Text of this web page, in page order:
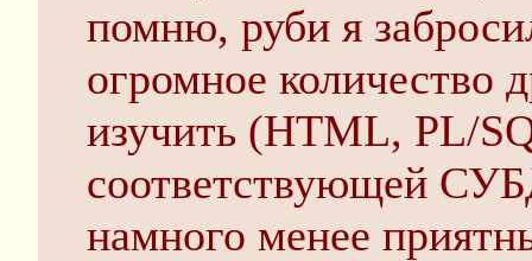
помню, руби я
огромное количество
изучить (HTML, PL/
соответствующей
намного менее